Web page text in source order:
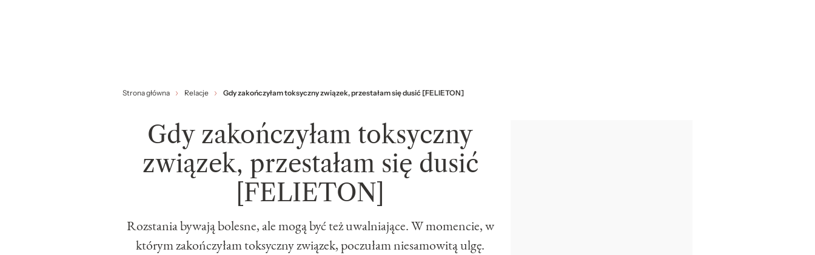
Strona główna Relacje Gdy zakończyłam toksyczny związek, przestałam się dusić [FELIETON]
Gdy zakończyłam toksyczny
związek, przestałam się dusić
[FELIETON]
Rozstania bywają bolesne, ale mogą być też uwalniające. W momencie, w
którym zakończyłam toksyczny związek, poczułam niesamowitą ulgę.